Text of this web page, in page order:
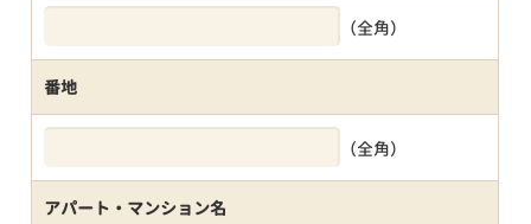
（全角）
番地
（全角）
アパート・マンション名